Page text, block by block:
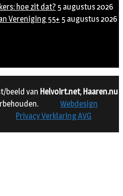
hoe zit dat? 5 augustus 2026
Vereniging 55+ 5 augustus 2026
beeld van Helvoirt.net, Haaren.nu
Webdesign
Privacy Verklaring AVG